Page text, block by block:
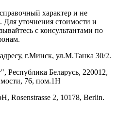
характер и не
Для уточнения стоимости и
с консультантами по
г.Минск, ул.М.Танка 30/2.
Беларусь, 220012,
76, пом.1Н
Rosenstrasse 2, 10178, Berlin.